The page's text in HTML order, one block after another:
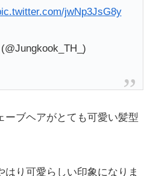
jwNp3JsG8y
ーブヘアがとても可愛い髪型
り可愛らしい印象になりま